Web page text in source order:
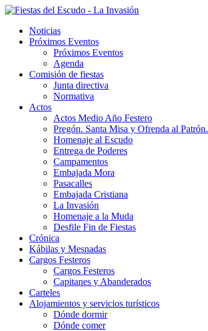
Noticias
Próximos Eventos
Próximos Eventos
Agenda
Comisión de fiestas
Junta directiva
Normativa
Actos
Actos Medio Año Festero
Pregón. Santa Misa y Ofrenda al Patrón.
Homenaje al Escudo
Entrega de Poderes
Campamentos
Embajada Mora
Pasacalles
Embajada Cristiana
La Invasión
Homenaje a la Muda
Desfile Fin de Fiestas
Crónica
Kábilas y Mesnadas
Cargos Festeros
Cargos Festeros
Capitanes y Abanderados
Carteles
Alojamientos y servicios turísticos
Dónde dormir
Dónde comer